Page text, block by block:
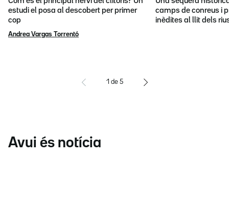
estudi el posa al descobert per primer
cop
Andrea Vargas Torrentó
camps de conreus i
inèdites al llit dels
1 de 5
Avui és notícia